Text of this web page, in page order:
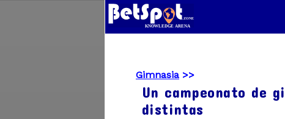
Gimnasia >>
Un campeonato de
distintas